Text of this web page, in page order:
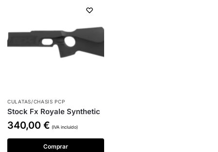
CULATAS/CHASIS PCP
Stock Fx Royale Synthetic
340,00 € (IVA incluido)
Comprar